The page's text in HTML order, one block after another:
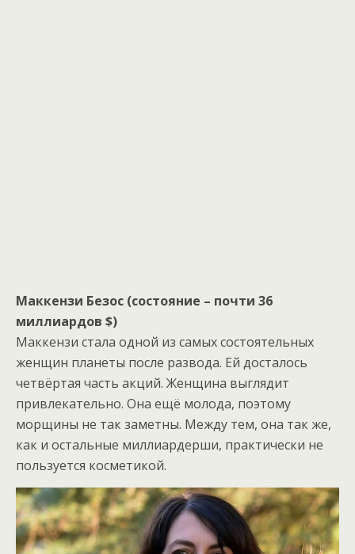
Маккензи Безос (состояние – почти 36
миллиардов $)
Маккензи стала одной из самых состоятельных
женщин планеты после развода. Ей досталось
четвёртая часть акций. Женщина выглядит
привлекательно. Она ещё молода, поэтому
морщины не так заметны. Между тем, она так же,
как и остальные миллиардерши, практически не
пользуется косметикой.